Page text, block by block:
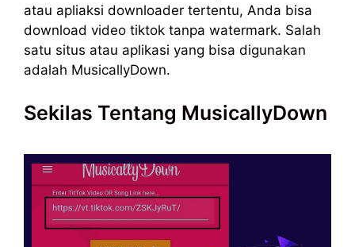
atau apliaksi downloader tertentu, Anda bisa
download video tiktok tanpa watermark. Salah
satu situs atau aplikasi yang bisa digunakan
adalah MusicallyDown.
Sekilas Tentang MusicallyDown